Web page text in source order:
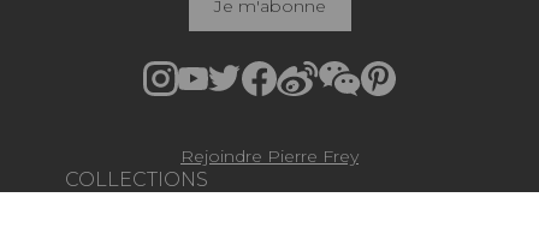
COLLECTIONS
Je m'abonne
Rejoindre Pierre Frey